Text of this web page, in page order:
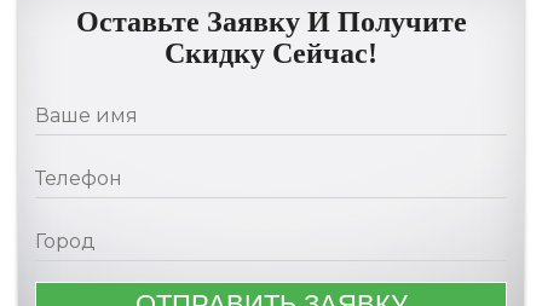
Оставьте Заявку И Получите
Скидку Сейчас!